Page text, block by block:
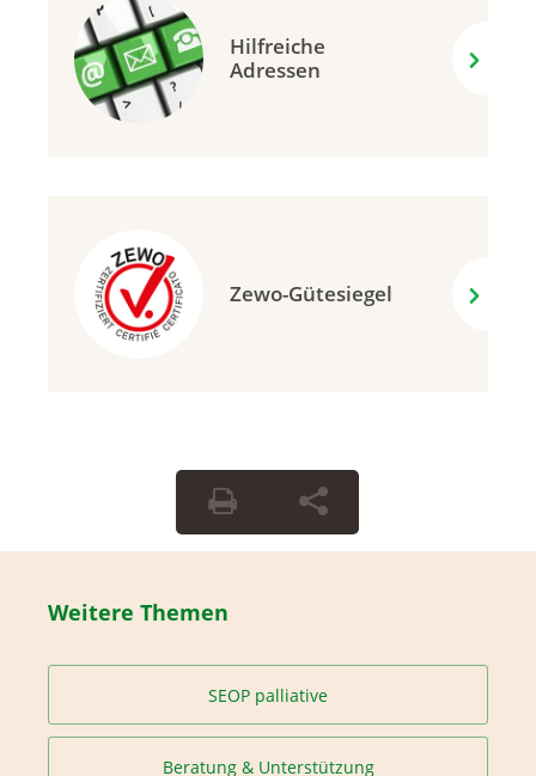
Hilfreiche
Adressen
Zewo-Gütesiegel
Weitere Themen
SEOP palliative
Beratung & Unterstützung